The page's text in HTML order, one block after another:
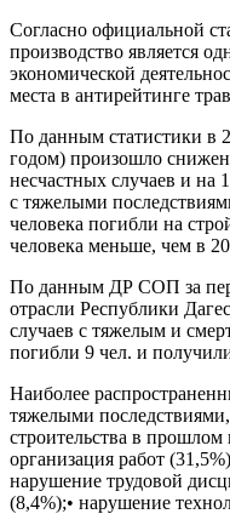
Согласно официальной
производство является
экономической
места в антирейтинге
По данным статистики в
годом) произошло
несчастных случаев и на
с тяжелыми
человека погибли на
человека меньше, чем в
По данным ДР СОП за
отрасли Республики
случаев с тяжелым и
погибли 9 чел. и
Наиболее
тяжелыми
строительства в прошлом
организация работ
нарушение трудовой
(8,4%);• нарушение